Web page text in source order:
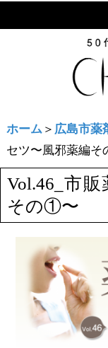
ホーム ＞ 広島市薬
セツ〜風邪薬編
Vol.46_市
その①〜